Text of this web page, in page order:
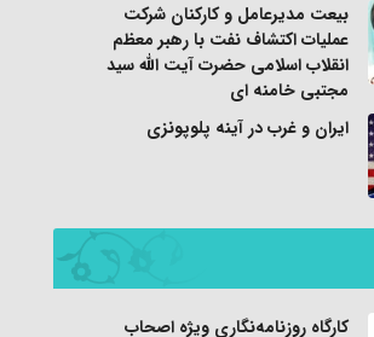
بیعت مدیرعامل و کارکنان شرکت
عملیات اکتشاف نفت با رهبر معظم
انقلاب اسلامی حضرت آیت الله سید
مجتبی خامنه ای
ایران و غرب در آینه پلوپونزی
کارگاه روزنامه‌نگاری ویژه اصحاب